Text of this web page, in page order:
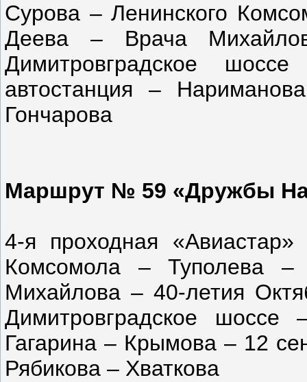
Сурова – Ленинского
Деева – Врача
Димитровградское
автостанция –
Гончарова
Маршрут № 59 «Дружбы
4-я проходная
Комсомола – Туполева
Михайлова – 40-летия
Димитровградское
Гагарина – Крымова – 12
Рябикова – Хваткова